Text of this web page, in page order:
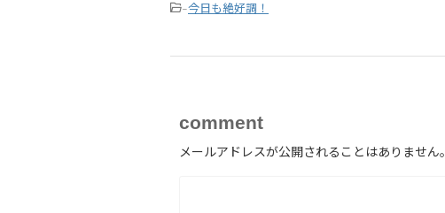
-今日も絶好調！
comment
メールアドレスが公開されることはありません。